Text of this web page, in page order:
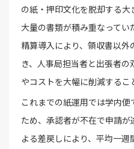
の紙・押印文化を脱却する
大量の書類が積み重なって
精算導入により、領収書以
き、人事局担当者と出張者
やコストを大幅に削減するこ
これまでの紙運用では学内
ため、承認者が不在で申請
よる差戻しにより、平均一